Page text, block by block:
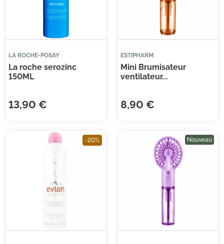
LA ROCHE-POSAY
La roche serozinc
150ML
13,90 €
ESTIPHARM
Mini Brumisateur
ventilateur...
8,90 €
-20% Nouveau